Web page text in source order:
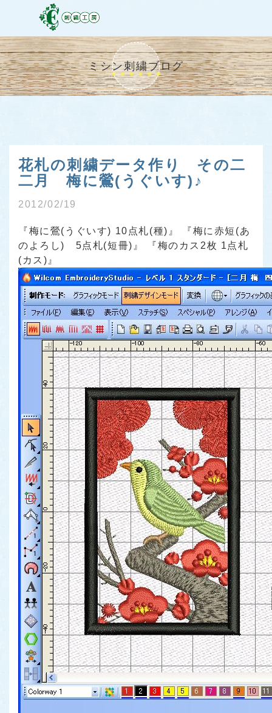
ミシン刺繍ブログ
花札の刺繍データ作り その二
二月 梅に鶯(うぐいす)♪
2012/02/19
『梅に鶯(うぐいす) 10点札(種)』 『梅に赤短(あ
のよろし) 5点札(短冊)』 『梅のカス2枚 1点札
(カス)』